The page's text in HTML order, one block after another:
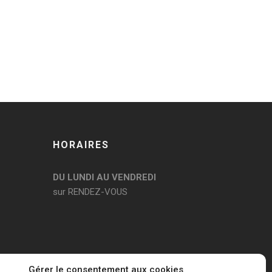
Gérer le consentement aux cookies
HORAIRES
DU LUNDI AU VENDREDI
sur RENDEZ-VOUS